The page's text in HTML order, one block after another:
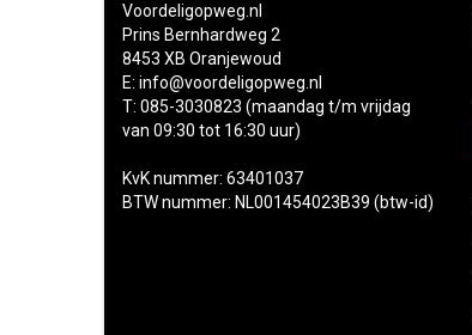
Voordeligopweg.nl
Prins Bernhardweg 2
8453 XB Oranjewoud
E: info@voordeligopweg.nl
T: 085-3030823 (maandag t/m vrijdag
van 09:30 tot 16:30 uur)
KvK nummer: 63401037
BTW nummer: NL001454023B39 (btw-id)